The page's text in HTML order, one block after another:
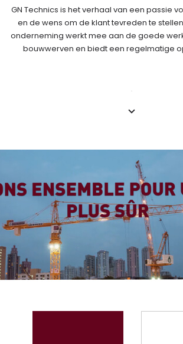
Offerte
GN Technics is het verhaal van een passie
en de wens om de klant tevreden te
onderneming werkt mee aan de goede
bouwwerven en biedt een regelmatige